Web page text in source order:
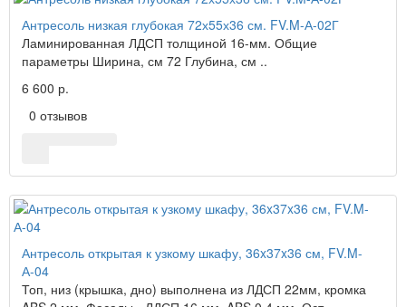
Антресоль низкая глубокая 72х55х36 см. FV.M-А-02Г
Ламинированная ЛДСП толщиной 16-мм. Общие
параметры Ширина, см 72 Глубина, см ..
6 600 р.
0 отзывов
Антресоль открытая к узкому шкафу, 36x37x36 см, FV.M-
А-04
Топ, низ (крышка, дно) выполнена из ЛДСП 22мм, кромка